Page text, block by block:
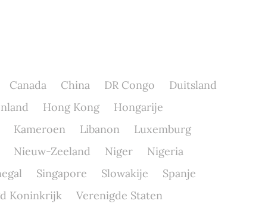
Canada China DR Congo
Duitsland
Hong Kong
Hongarije
Kameroen Libanon
Luxemburg
Nieuw-Zeeland Niger
Nigeria
Singapore Slowakije
Spanje
Koninkrijk
Verenigde Staten